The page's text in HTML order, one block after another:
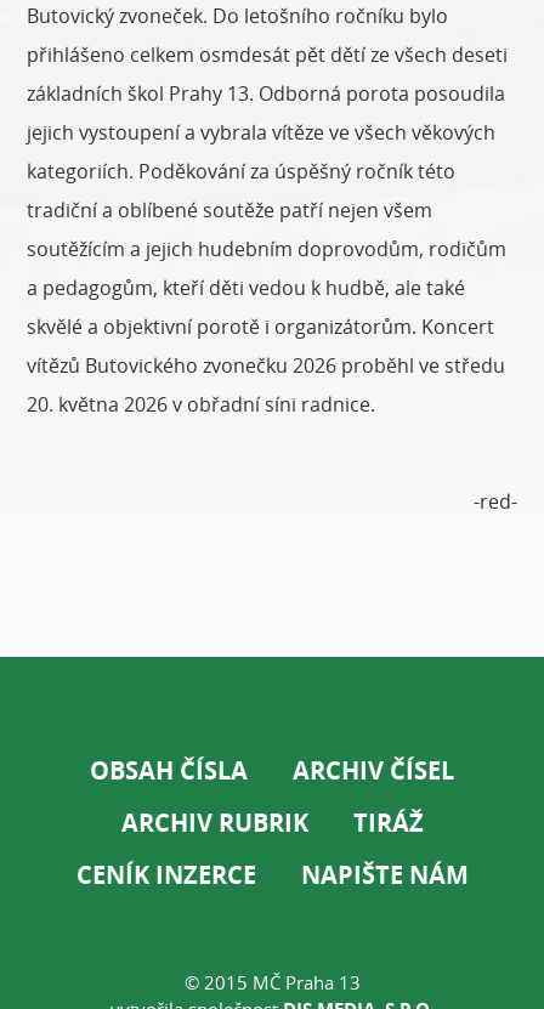
Butovický zvoneček. Do letošního ročníku bylo
přihlášeno celkem osmdesát pět dětí ze všech deseti
základních škol Prahy 13. Odborná porota posoudila
jejich vystoupení a vybrala vítěze ve všech věkových
kategoriích. Poděkování za úspěšný ročník této
tradiční a oblíbené soutěže patří nejen všem
soutěžícím a jejich hudebním doprovodům, rodičům
a pedagogům, kteří děti vedou k hudbě, ale také
skvělé a objektivní porotě i organizátorům. Koncert
vítězů Butovického zvonečku 2026 proběhl ve středu
20. května 2026 v obřadní síni radnice.
-red-
OBSAH ČÍSLA
ARCHIV ČÍSEL
ARCHIV RUBRIK
TIRÁŽ
CENÍK INZERCE
NAPIŠTE NÁM
© 2015 MČ Praha 13